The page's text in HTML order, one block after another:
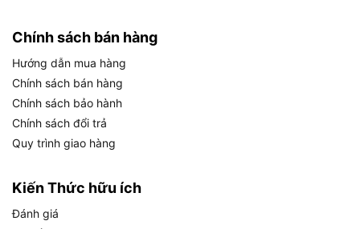
Nông dân và chủ trang trại: Những người cần
một giải pháp bơm nước hiệu quả cho tưới tiêu
hoặc nuôi trồng.
Thợ kỹ thuật và chủ xưởng nhỏ: Các chuyên gia
cần thiết bị đáng tin cậy cho các công việc liên
Bên cạnh đó, Ingco VPM3708 hoạt động tốt trong
nhiều môi trường, từ khu vực đô thị đến nông
Chính sách bán hàng
Hướng dẫn mua hàng
Chính sách bán hàng
Chính sách bảo hành
Chính sách đổi trả
Quy trình giao hàng
Kiến Thức hữu ích
Đánh giá